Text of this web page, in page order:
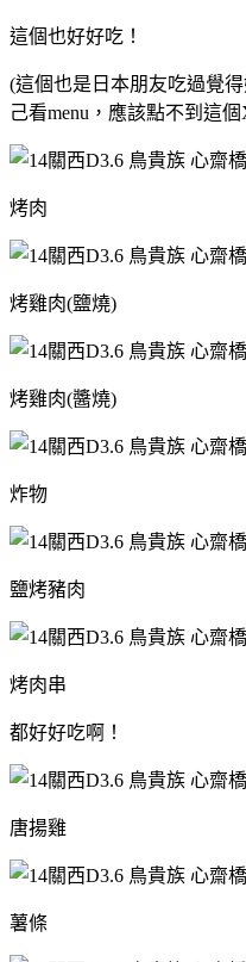
這個也好好吃！
(這個也是日本朋友吃過覺
己看menu，應該點不到這
烤肉
烤雞肉(鹽燒)
烤雞肉(醬燒)
炸物
鹽烤豬肉
烤肉串
都好好吃啊！
唐揚雞
薯條